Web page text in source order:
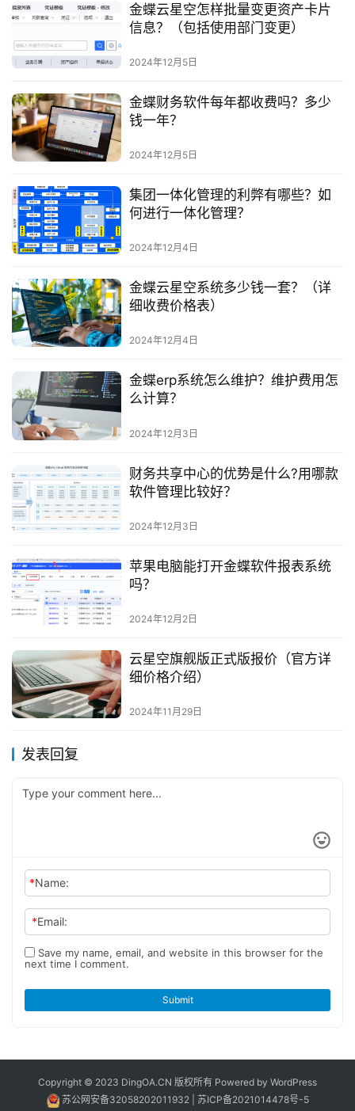
金蝶云星空怎样批量变更资产卡片
信息？（包括使用部门变更）
2024年12月5日
金蝶财务软件每年都收费吗？多少
钱一年？
2024年12月5日
集团一体化管理的利弊有哪些？如
何进行一体化管理？
2024年12月4日
金蝶云星空系统多少钱一套？（详
细收费价格表）
2024年12月4日
金蝶erp系统怎么维护？维护费用怎
么计算？
2024年12月3日
财务共享中心的优势是什么?用哪款
软件管理比较好？
2024年12月3日
苹果电脑能打开金蝶软件报表系统
吗？
2024年12月2日
云星空旗舰版正式版报价（官方详
细价格介绍）
2024年11月29日
发表回复
*Name:
*Email:
Save my name, email, and website in this browser for the
next time I comment.
Submit
Copyright © 2023 DingOA.CN 版权所有 Powered by WordPress
苏公网安备32058202011932| 苏ICP备2021014478号-5